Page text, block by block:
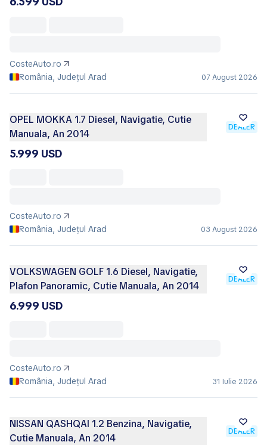
CosteAuto.ro
România, Județul Arad
07 August 2026
OPEL MOKKA 1.7 Diesel, Navigatie, Cutie
Manuala, An 2014
DEALER
5.999 USD
CosteAuto.ro
România, Județul Arad
03 August 2026
VOLKSWAGEN GOLF 1.6 Diesel, Navigatie,
Plafon Panoramic, Cutie Manuala, An 2014
DEALER
6.999 USD
CosteAuto.ro
România, Județul Arad
31 Iulie 2026
NISSAN QASHQAI 1.2 Benzina, Navigatie,
Cutie Manuala, An 2014
DEALER